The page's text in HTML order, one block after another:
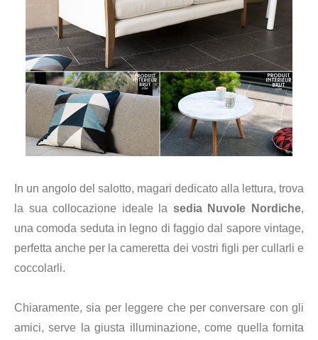
In un angolo del salotto, magari dedicato alla lettura, trova
la sua collocazione ideale la sedia Nuvole Nordiche,
una comoda seduta in legno di faggio dal sapore vintage,
perfetta anche per la cameretta dei vostri figli per cullarli e
coccolarli.
Chiaramente, sia per leggere che per conversare con gli
amici, serve la giusta illuminazione, come quella fornita